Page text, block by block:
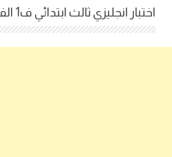
اختبار انجليزي ثالث ابتدائي ف1 الفصل الاول 1446 شامل